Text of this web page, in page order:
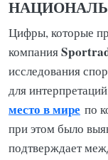
Цифры, которые
компания
исследования
для
место в мире по
при этом было
подтверждает